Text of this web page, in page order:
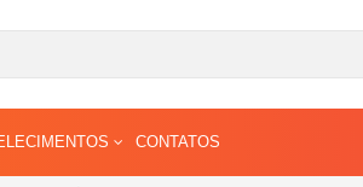
CONTATOS